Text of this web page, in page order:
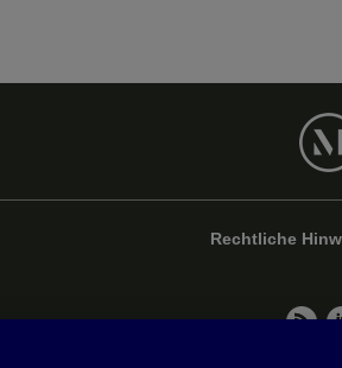
Rechtliche